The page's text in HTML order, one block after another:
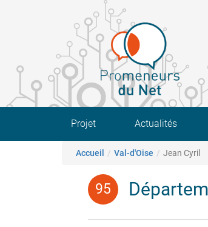
Main navigation
Projet Actualités
Fil d'Ariane
Accueil Val-d'Oise Jean Cyril